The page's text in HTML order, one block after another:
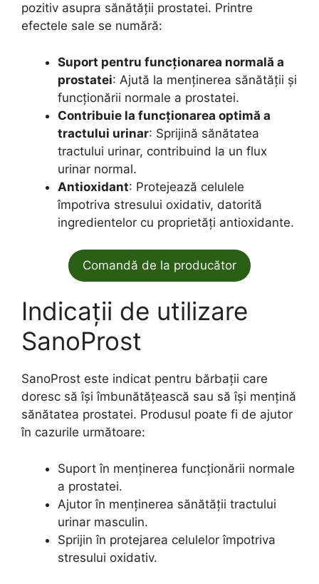
pozitiv asupra sănătății prostatei. Printre
efectele sale se numără:
Suport pentru funcționarea normală a
prostatei: Ajută la menținerea sănătății și
funcționării normale a prostatei.
Contribuie la funcționarea optimă a
tractului urinar: Sprijină sănătatea
tractului urinar, contribuind la un flux
urinar normal.
Antioxidant: Protejează celulele
împotriva stresului oxidativ, datorită
ingredientelor cu proprietăți antioxidante.
Comandă de la producător
Indicații de utilizare
SanoProst
SanoProst este indicat pentru bărbații care
doresc să își îmbunătățească sau să își mențină
sănătatea prostatei. Produsul poate fi de ajutor
în cazurile următoare:
Suport în menținerea funcționării normale
a prostatei.
Ajutor în menținerea sănătății tractului
urinar masculin.
Sprijin în protejarea celulelor împotriva
stresului oxidativ.